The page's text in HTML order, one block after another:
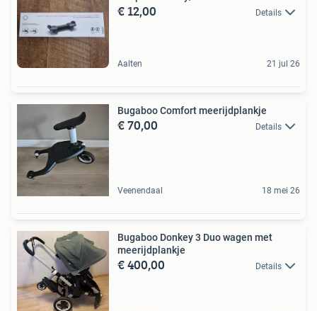
€ 12,00 Details
Aalten 21 jul 26
Bugaboo Comfort meerijdplankje
€ 70,00 Details
Veenendaal 18 mei 26
Bugaboo Donkey 3 Duo wagen met
meerijdplankje
€ 400,00 Details